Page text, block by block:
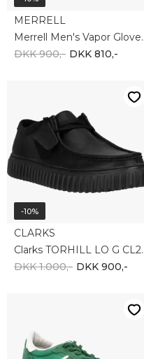
-10%
Tommy Hilfiger
TJM Retro Runner Cleated EM0EM01527-L2P
DKK 900,- DKK 810,-
-10%